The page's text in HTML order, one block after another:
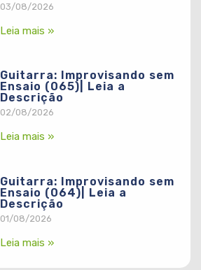
03/08/2026
Leia mais »
Guitarra: Improvisando sem
Ensaio (065)| Leia a
Descrição
02/08/2026
Leia mais »
Guitarra: Improvisando sem
Ensaio (064)| Leia a
Descrição
01/08/2026
Leia mais »